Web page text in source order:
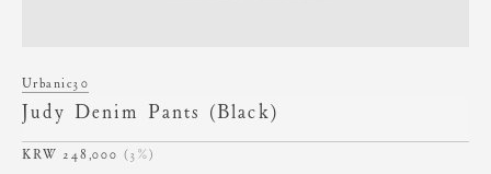
Urbanic30
Judy Denim Pants (Black)
248,000 (3%)